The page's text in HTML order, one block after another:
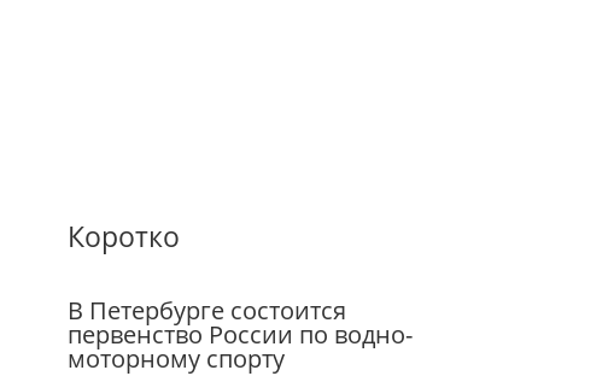
Коротко
В Петербурге состоится
первенство России по водно-
моторному спорту